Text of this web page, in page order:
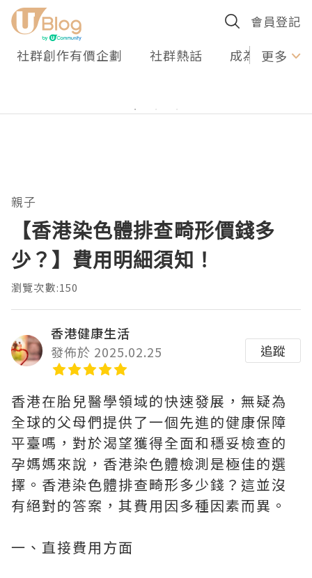
會員登記
社群創作有價企劃 社群熱話 成為U更多
親子
【香港染色體排查畸形價錢多
少？】費用明細須知！
瀏覽次數:150
香港健康生活
發佈於 2025.02.25
追蹤
香港在胎兒醫學領域的快速發展，無疑為
全球的父母們提供了一個先進的健康保障
平臺嗎，對於渴望獲得全面和穩妥檢查的
孕媽媽來說，香港染色體檢測是極佳的選
擇。香港染色體排查畸形多少錢？這並沒
有絕對的答案，其費用因多種因素而異。
一、直接費用方面